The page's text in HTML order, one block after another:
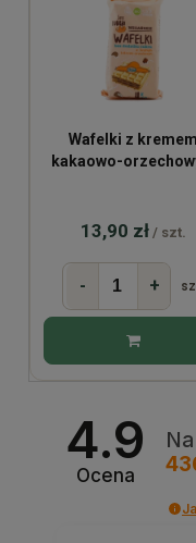
Wafelki z kremem
kakaowo-
13,90 zł / szt.
- +
4.9
Ocena